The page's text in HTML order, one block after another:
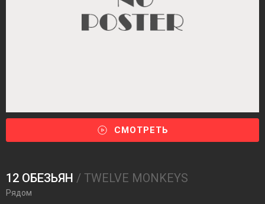
СМОТРЕТЬ
12 ОБЕЗЬЯН / TWELVE MONKEYS
Рядом